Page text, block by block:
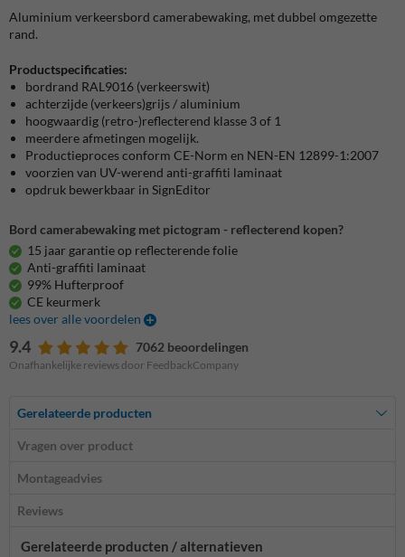
Aluminium verkeersbord camerabewaking, met dubbel omgezette
rand.
Productspecificaties:
bordrand RAL9016 (verkeerswit)
achterzijde (verkeers)grijs / aluminium
hoogwaardig (retro-)reflecterend klasse 3 of 1
meerdere afmetingen mogelijk.
Productieproces conform CE-Norm en NEN-EN 12899-1:2007
voorzien van UV-werend anti-graffiti laminaat
opdruk bewerkbaar in SignEditor
Bord camerabewaking met pictogram - reflecterend kopen?
15 jaar garantie op reflecterende folie
Anti-graffiti laminaat
99% Hufterproof
CE keurmerk
lees over alle voordelen
9.4 7062 beoordelingen
Onafhankelijke reviews door FeedbackCompany
Gerelateerde producten
Vragen over product
Montageadvies
Reviews
Gerelateerde producten / alternatieven